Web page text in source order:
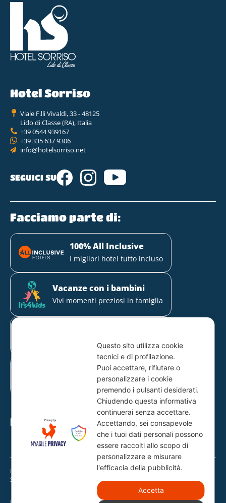
Hotel Sorriso
Viale F.lli Vivaldi, 33 - 48125
Lido di Classe (RA), Italia
+39 0544 939167
+39 335 637 9306
info@hotelsorriso.net
SEGUICI SU
Facciamo parte di:
100% All Inclusive
I migliori hotel tutto incluso
Vacanze con i bambini
Vivi momenti preziosi in famiglia
Solo hotel selezionati
Mirabilandia Partner
Il 1° parco divertimenti della
Hotel partner
Ragione Sociale: Hotel Sorriso S.N.C. di Corallo Srl E C.
Sede Legale: Via Leopoldo Lucchi, 135 – 47521 Cesena (FC)
Questo sito utilizza cookie
tecnici e di profilazione.
Puoi accettare, rifiutare o
personalizzare i cookie
premendo i pulsanti desiderati.
Chiudendo questa informativa
continuerai senza accettare.
Accettando, sei consapevole
che i tuoi dati personali possono
essere raccolti allo scopo di
personalizzare e misurare
l'efficacia della pubblicità.
Accetta